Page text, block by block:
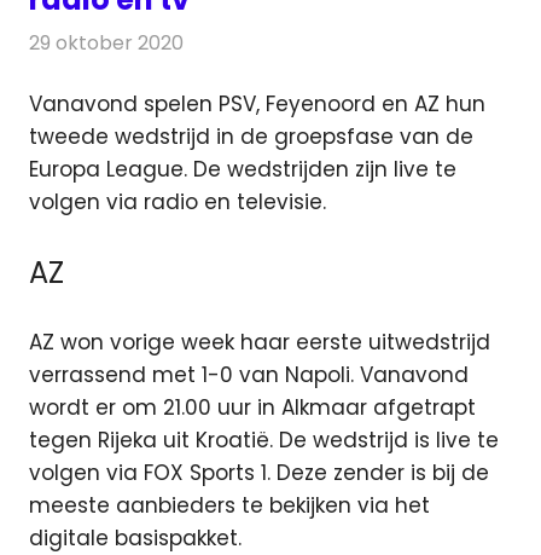
29 oktober 2020
Vanavond spelen PSV, Feyenoord en AZ hun
tweede wedstrijd in de groepsfase van de
Europa League. De wedstrijden zijn live te
volgen via radio en televisie.
AZ
AZ won vorige week haar eerste uitwedstrijd
verrassend met 1-0 van Napoli. Vanavond
wordt er om 21.00 uur in Alkmaar afgetrapt
tegen Rijeka uit Kroatië. De wedstrijd is live te
volgen via FOX Sports 1. Deze zender is bij de
meeste aanbieders te bekijken via het
digitale basispakket.